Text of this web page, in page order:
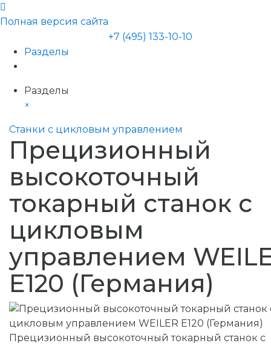
Полная версия сайта
+7 (495) 133-10-10
Разделы
Разделы
×
Станки с цикловым управлением
Прецизионный
высокоточный
токарный станок с
цикловым
управлением
E120 (Германия)
Прецизионный высокоточный токарный станок с